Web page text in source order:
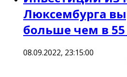
Люксембурга
больше чем в 55
08.09.2022, 23:15:00